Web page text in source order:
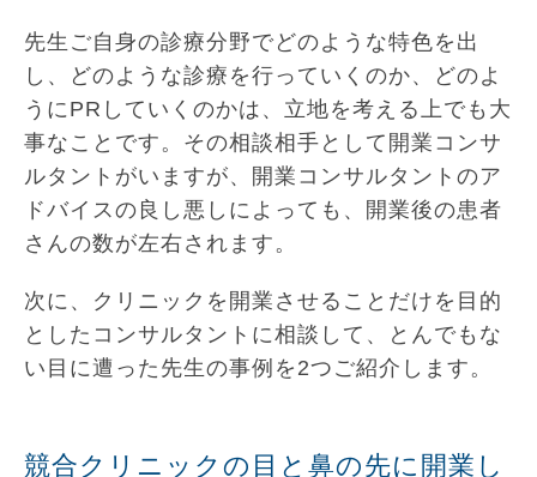
先生ご自身の診療分野でどのような特色を出
し、どのような診療を行っていくのか、どのよ
うにPRしていくのかは、立地を考える上でも大
事なことです。その相談相手として開業コンサ
ルタントがいますが、開業コンサルタントのア
ドバイスの良し悪しによっても、開業後の患者
さんの数が左右されます。
次に、クリニックを開業させることだけを目的
としたコンサルタントに相談して、とんでもな
い目に遭った先生の事例を2つご紹介します。
競合クリニックの目と鼻の先に開業し